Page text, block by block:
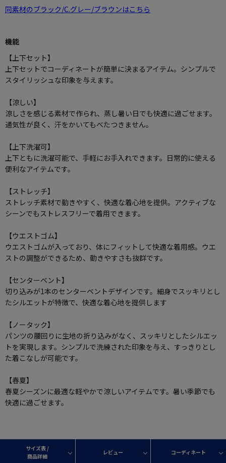
同素材のブラック/C.グレー/ブラウンはこちら
機能
【上下セット】
上下セットでコーディネートが簡単に決まるアイテム。シンプルで
スタイリッシュな印象を与えます。
【涼しい】
涼しさを感じる素材で作られ、蒸し暑い日でも快適に過ごせます。
通気性が良く、汗をかいてもべたつきません。
【上下洗濯可】
上下ともに洗濯可能で、手軽にお手入れできます。日常的に使える
便利なアイテムです。
【ストレッチ】
ストレッチ素材で動きやすく、快適な着心地を提供。アクティブな
シーンでもストレスフリーで着用できます。
【ウエストゴム】
ウエストゴムが入っており、体にフィットして快適な着用感。ウエ
ストの調整ができるため、動きやすさも抜群です。
【センターベント】
切り込みが1本のセンターベントデザインです。細身でスッキリとし
たシルエットが特徴で、快適な着心地を提供します
【ノータック】
パンツの腰回りに生地の折り込みがなく、スッキリとしたシルエッ
トを実現します。シンプルで洗練された印象を与え、すっきりとし
た着こなしが可能です。
【春夏】
春夏シーズンに最適な軽やかで涼しいアイテムです。暑い季節でも
快適に過ごせます。
サイズ表 /
商品詳細
レビュー コーディネート